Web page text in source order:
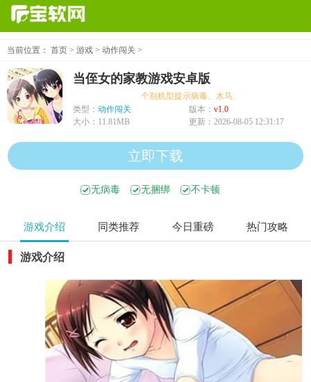
当前位置： 首页 > 游戏 > 动作闯关 >
当侄女的家教游戏安卓版
个别机型提示病毒、木马、危险，均为误报可放
类型： 动作闯关 版本： v1.0
大小： 11.81MB 更新： 2026-08-05 12:31:17
立即下载
无病毒 无捆绑 不卡顿
游戏介绍 同类推荐 今日重磅 热门攻略
游戏介绍